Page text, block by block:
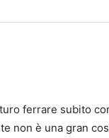
ferrare subito
non è una gran